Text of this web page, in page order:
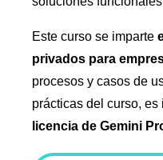
Este curso se imparte
privados para
procesos y casos de
prácticas del curso,
licencia de Gemini